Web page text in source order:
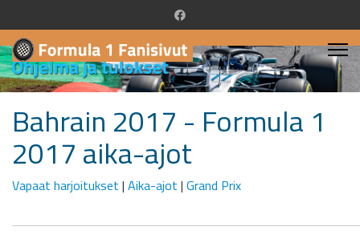
Bahrain 2017 - Formula 1
2017 aika-ajot
Vapaat harjoitukset | Aika-ajot | Grand Prix